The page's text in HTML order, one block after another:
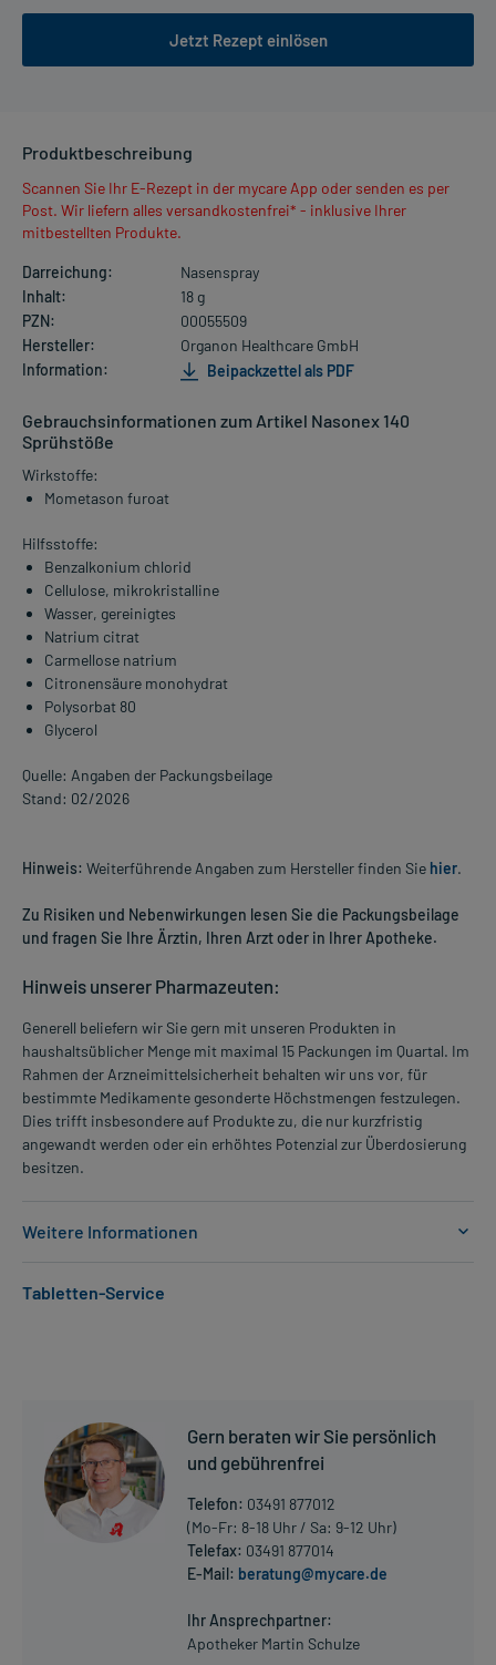
Jetzt Rezept einlösen
Produktbeschreibung
Scannen Sie Ihr E-Rezept in der mycare App oder senden es per
Post. Wir liefern alles versandkostenfrei* - inklusive Ihrer
mitbestellten Produkte.
Darreichung:
Nasenspray
Inhalt:
18 g
PZN:
00055509
Hersteller:
Organon Healthcare GmbH
Information:
Beipackzettel als PDF
Gebrauchsinformationen zum Artikel Nasonex 140
Sprühstöße
Wirkstoffe:
Mometason furoat
Hilfsstoffe:
Benzalkonium chlorid
Cellulose, mikrokristalline
Wasser, gereinigtes
Natrium citrat
Carmellose natrium
Citronensäure monohydrat
Polysorbat 80
Glycerol
Quelle: Angaben der Packungsbeilage
Stand: 02/2026
Hinweis: Weiterführende Angaben zum Hersteller finden Sie hier.
Zu Risiken und Nebenwirkungen lesen Sie die Packungsbeilage
und fragen Sie Ihre Ärztin, Ihren Arzt oder in Ihrer Apotheke.
Hinweis unserer Pharmazeuten:
Generell beliefern wir Sie gern mit unseren Produkten in
haushaltsüblicher Menge mit maximal 15 Packungen im Quartal. Im
Rahmen der Arzneimittelsicherheit behalten wir uns vor, für
bestimmte Medikamente gesonderte Höchstmengen festzulegen.
Dies trifft insbesondere auf Produkte zu, die nur kurzfristig
angewandt werden oder ein erhöhtes Potenzial zur Überdosierung
besitzen.
Weitere Informationen
- Allergischer Schnupfen, z.B. Heuschnupfen
1 Sprühstoß pro Nasenloch
1-mal täglich
unabhängig von der Tageszeit
Jugendliche ab 12 Jahren und Erwachsene
2 Sprühstöße pro Nasenloch
Mehr anzeigen
Tabletten-Service
Gern beraten wir Sie persönlich
und gebührenfrei
Telefon: 03491 877012
(Mo-Fr: 8-18 Uhr / Sa: 9-12 Uhr)
Telefax: 03491 877014
E-Mail: beratung@mycare.de
Ihr Ansprechpartner:
Apotheker Martin Schulze